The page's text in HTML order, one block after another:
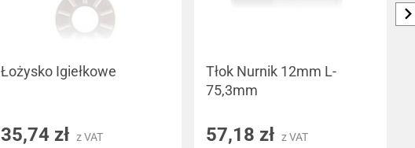
Łożysko Igiełkowe
35,74 zł z VAT
Tłok Nurnik 12mm L-
75,3mm
57,18 zł z VAT